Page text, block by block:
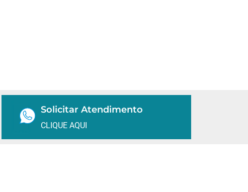
Solicitar Atendimento
CLIQUE AQUI